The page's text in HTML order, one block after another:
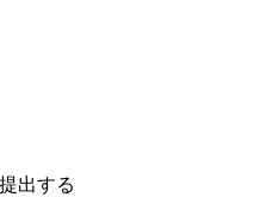
出する